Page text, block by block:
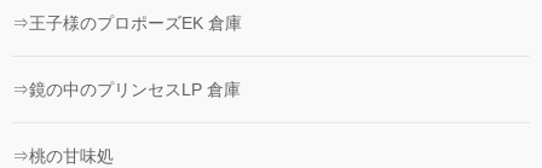
⇒王子様のプロポーズEK 倉庫
⇒鏡の中のプリンセスLP 倉庫
⇒桃の甘味処